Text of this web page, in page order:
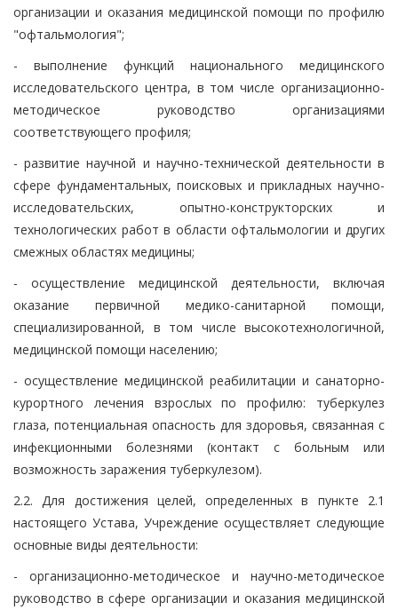
организации и оказания медицинской помощи по профилю
"офтальмология";
- выполнение функций национального медицинского
исследовательского центра, в том числе организационно-
методическое руководство организациями
соответствующего профиля;
- развитие научной и научно-технической деятельности в
сфере фундаментальных, поисковых и прикладных научно-
исследовательских, опытно-конструкторских и
технологических работ в области офтальмологии и других
смежных областях медицины;
- осуществление медицинской деятельности, включая
оказание первичной медико-санитарной помощи,
специализированной, в том числе высокотехнологичной,
медицинской помощи населению;
- осуществление медицинской реабилитации и санаторно-
курортного лечения взрослых по профилю: туберкулез
глаза, потенциальная опасность для здоровья, связанная с
инфекционными болезнями (контакт с больным или
возможность заражения туберкулезом).
2.2. Для достижения целей, определенных в пункте 2.1
настоящего Устава, Учреждение осуществляет следующие
основные виды деятельности:
- организационно-методическое и научно-методическое
руководство в сфере организации и оказания медицинской